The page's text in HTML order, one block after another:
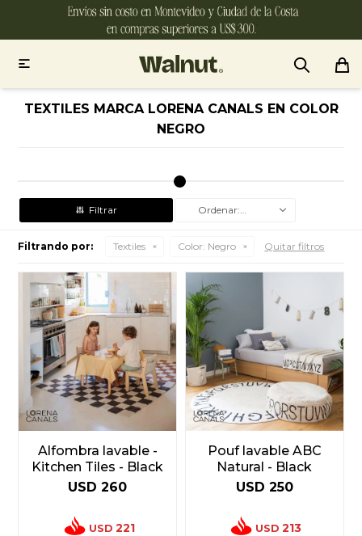

TEXTILES MARCA LORENA CANALS EN COLOR
NEGRO
Recomendados
Filtrando por: Textiles Color: Negro Quitar filtros
Alfombra lavable -
Kitchen Tiles - Black
USD 260
USD 221
Pouf lavable ABC
Natural - Black
USD 250
USD 213